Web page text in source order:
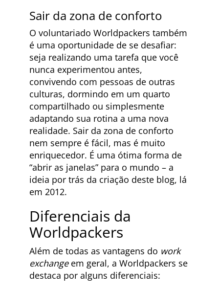
Sair da zona de conforto
O voluntariado Worldpackers também
é uma oportunidade de se desafiar:
seja realizando uma tarefa que você
nunca experimentou antes,
convivendo com pessoas de outras
culturas, dormindo em um quarto
compartilhado ou simplesmente
adaptando sua rotina a uma nova
realidade. Sair da zona de conforto
nem sempre é fácil, mas é muito
enriquecedor. É uma ótima forma de
“abrir as janelas” para o mundo – a
ideia por trás da criação deste blog, lá
em 2012.
Diferenciais da
Worldpackers
Além de todas as vantagens do work
exchangeem geral, a Worldpackers se
destaca por alguns diferenciais: